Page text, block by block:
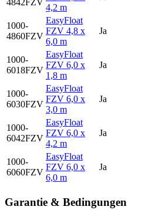
4842FZV
4,2 m
1000-
4860FZV
EasyFloat
FZV 4,8 x
6,0 m
Ja
1000-
6018FZV
EasyFloat
FZV 6,0 x
1,8 m
Ja
1000-
6030FZV
EasyFloat
FZV 6,0 x
3,0 m
Ja
1000-
6042FZV
EasyFloat
FZV 6,0 x
4,2 m
Ja
1000-
6060FZV
EasyFloat
FZV 6,0 x
6,0 m
Ja
Garantie & Bedingungen